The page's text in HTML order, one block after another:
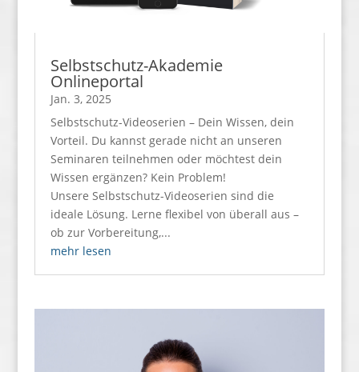
Selbstschutz-Akademie
Onlineportal
Jan. 3, 2025
Selbstschutz-Videoserien – Dein Wissen, dein
Vorteil. Du kannst gerade nicht an unseren
Seminaren teilnehmen oder möchtest dein
Wissen ergänzen? Kein Problem!
Unsere Selbstschutz-Videoserien sind die
ideale Lösung. Lerne flexibel von überall aus –
ob zur Vorbereitung,...
mehr lesen